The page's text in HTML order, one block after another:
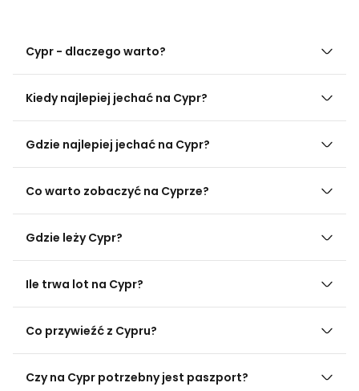
Cypr - dlaczego warto?
Kiedy najlepiej jechać na Cypr?
Gdzie najlepiej jechać na Cypr?
Co warto zobaczyć na Cyprze?
Gdzie leży Cypr?
Ile trwa lot na Cypr?
Co przywieźć z Cypru?
Czy na Cypr potrzebny jest paszport?